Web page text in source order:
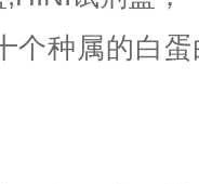
个种属的白